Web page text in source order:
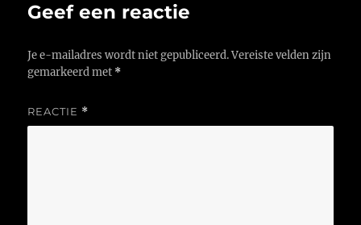
Geef een reactie
Je e-mailadres wordt niet gepubliceerd. Vereiste velden zijn
gemarkeerd met *
REACTIE *